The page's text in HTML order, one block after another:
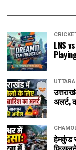
LNS
अलर्ट,
हेमकुंड